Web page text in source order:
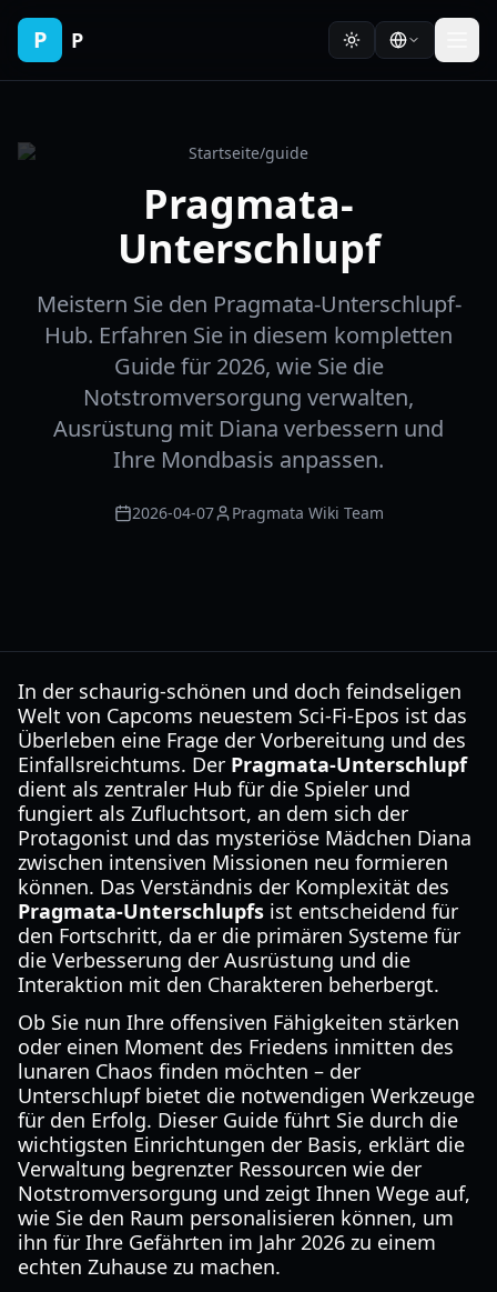
P P
Startseite/guide
Pragmata-
Unterschlupf
Meistern Sie den Pragmata-Unterschlupf-
Hub. Erfahren Sie in diesem kompletten
Guide für 2026, wie Sie die
Notstromversorgung verwalten,
Ausrüstung mit Diana verbessern und
Ihre Mondbasis anpassen.
2026-04-07 Pragmata Wiki Team
In der schaurig-schönen und doch feindseligen
Welt von Capcoms neuestem Sci-Fi-Epos ist das
Überleben eine Frage der Vorbereitung und des
Einfallsreichtums. Der Pragmata-Unterschlupf
dient als zentraler Hub für die Spieler und
fungiert als Zufluchtsort, an dem sich der
Protagonist und das mysteriöse Mädchen Diana
zwischen intensiven Missionen neu formieren
können. Das Verständnis der Komplexität des
Pragmata-Unterschlupfs ist entscheidend für
den Fortschritt, da er die primären Systeme für
die Verbesserung der Ausrüstung und die
Interaktion mit den Charakteren beherbergt.
Ob Sie nun Ihre offensiven Fähigkeiten stärken
oder einen Moment des Friedens inmitten des
lunaren Chaos finden möchten – der
Unterschlupf bietet die notwendigen Werkzeuge
für den Erfolg. Dieser Guide führt Sie durch die
wichtigsten Einrichtungen der Basis, erklärt die
Verwaltung begrenzter Ressourcen wie der
Notstromversorgung und zeigt Ihnen Wege auf,
wie Sie den Raum personalisieren können, um
ihn für Ihre Gefährten im Jahr 2026 zu einem
echten Zuhause zu machen.